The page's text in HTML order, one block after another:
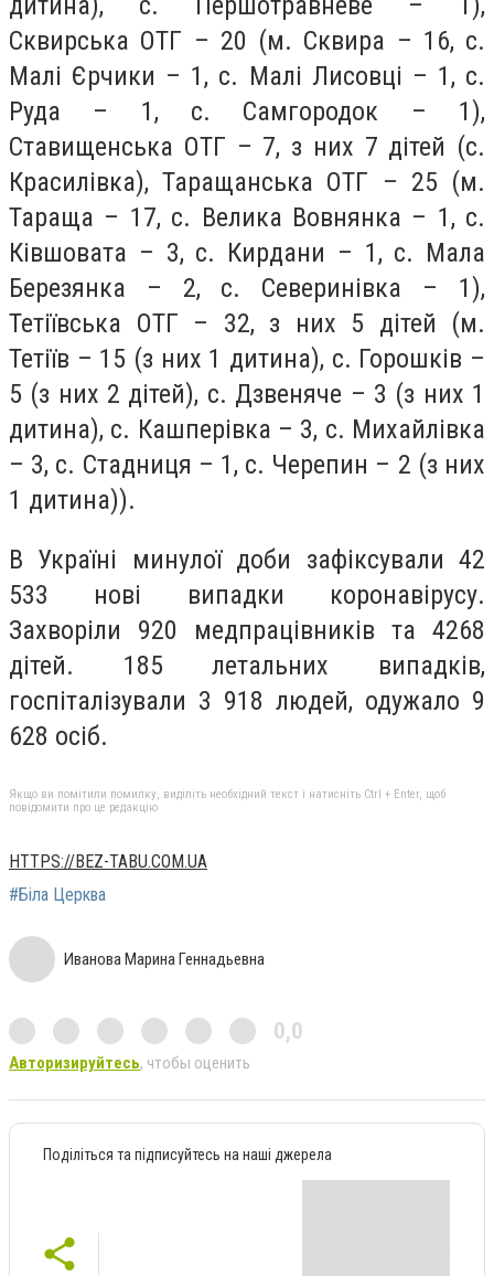
Сквирська ОТГ – 20 (м. Сквира – 16, с.
Малі Єрчики – 1, с. Малі Лисовці – 1, с.
Руда – 1, с. Самгородок – 1),
Ставищенська ОТГ – 7, з них 7 дітей (с.
Красилівка), Таращанська ОТГ – 25 (м.
Тараща – 17, с. Велика Вовнянка – 1, с.
Ківшовата – 3, с. Кирдани – 1, с. Мала
Березянка – 2, с. Северинівка – 1),
Тетіївська ОТГ – 32, з них 5 дітей (м.
Тетіїв – 15 (з них 1 дитина), с. Горошків –
5 (з них 2 дітей), с. Дзвеняче – 3 (з них 1
дитина), с. Кашперівка – 3, с. Михайлівка
– 3, с. Стадниця – 1, с. Черепин – 2 (з них
1 дитина)).
В Україні минулої доби зафіксували 42
533 нові випадки коронавірусу.
Захворіли 920 медпрацівників та 4268
дітей. 185 летальних випадків,
госпіталізували 3 918 людей, одужало 9
628 осіб.
Якщо ви помітили помилку, виділіть необхідний текст і натисніть Ctrl + Enter, щоб
повідомити про це редакцію
HTTPS://BEZ-TABU.COM.UA
#Біла Церква
Иванова Марина Геннадьевна
0,0
Авторизируйтесь, чтобы оценить
Поділіться та підписуйтесь на наші джерела